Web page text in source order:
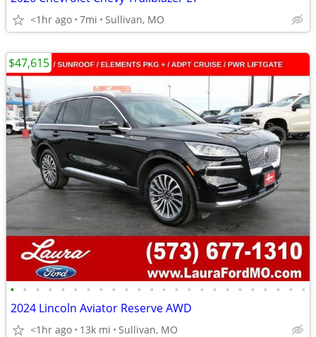
<1hr ago 7mi Sullivan, MO
• • • • • • • • • • • • • • • • • • • • • • • •
2024 Lincoln Aviator Reserve AWD
<1hr ago 13k mi Sullivan, MO
$47,615